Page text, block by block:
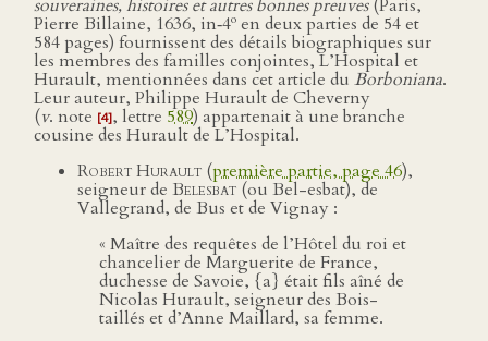
souveraines, histoires et autres bonnes preuves(Paris,
Pierre Billaine, 1636, in‑4o en deux parties de 54 et
584 pages) fournissent des détails biographiques sur
les membres des familles conjointes, L’Hospital et
Hurault, mentionnées dans cet article du Borboniana.
Leur auteur, Philippe Hurault de Cheverny
(v. note [4], lettre 589) appartenait à une branche
cousine des Hurault de L’Hospital.
Robert Hurault (première partie, page 46),
seigneur de Belesbat (ou Bel-esbat), de
Vallegrand, de Bus et de Vignay :
« Maître des requêtes de l’Hôtel du roi et
chancelier de Marguerite de France,
duchesse de Savoie, {a} était fils aîné de
Nicolas Hurault, seigneur des Bois-
taillés et d’Anne Maillard, sa femme.